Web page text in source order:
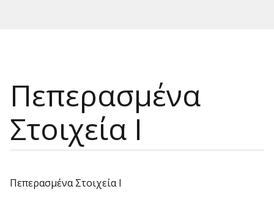
Πεπερασμένα
Στοιχεία Ι
Πεπερασμένα Στοιχεία Ι